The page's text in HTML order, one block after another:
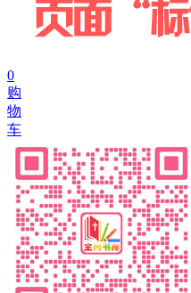
0
购
物
车